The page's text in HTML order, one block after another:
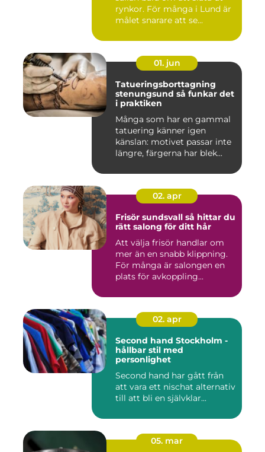
rynkor. För många i Lund är
målet snarare att se...
01. jun
Tatueringsborttagning
stenungsund så funkar det
i praktiken
Många som har en gammal
tatuering känner igen
känslan: motivet passar inte
längre, färgerna har blek...
02. apr
Frisör sundsvall så hittar du
rätt salong för ditt hår
Att välja frisör handlar om
mer än en snabb klippning.
För många är salongen en
plats för avkoppling...
02. apr
Second hand Stockholm -
hållbar stil med
personlighet
Second hand har gått från
att vara ett nischat alternativ
till att bli en självklar...
05. mar